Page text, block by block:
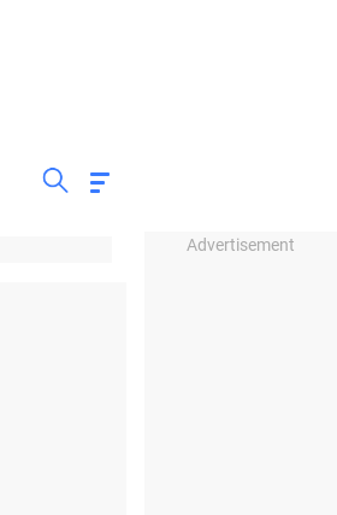
Advertisement